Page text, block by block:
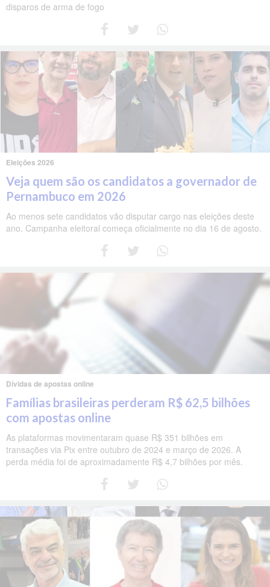
disparos de arma de fogo
Eleições 2026
Veja quem são os candidatos a governador de
Pernambuco em 2026
Ao menos sete candidatos vão disputar cargo nas eleições deste
ano. Campanha eleitoral começa oficialmente no dia 16 de agosto.
Dívidas de apostas online
Famílias brasileiras perderam R$ 62,5 bilhões
com apostas online
As plataformas movimentaram quase R$ 351 bilhões em
transações via Pix entre outubro de 2024 e março de 2026. A
perda média foi de aproximadamente R$ 4,7 bilhões por mês.